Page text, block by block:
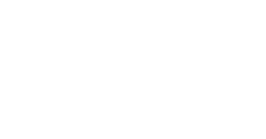
Vos renseignements
transférés en dehors
résidence. Ce
destinataire offre un
protection des